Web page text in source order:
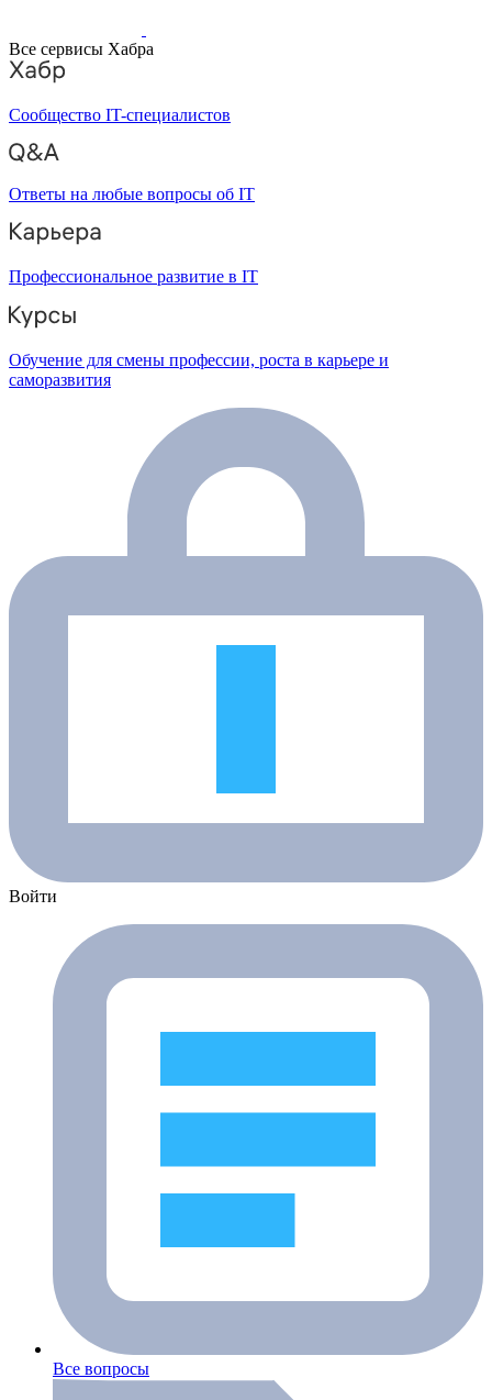
Все сервисы Хабра
Сообщество IT-специалистов
Ответы на любые вопросы об IT
Профессиональное развитие в IT
Обучение для смены профессии, роста в карьере и
саморазвития
Войти
Все вопросы